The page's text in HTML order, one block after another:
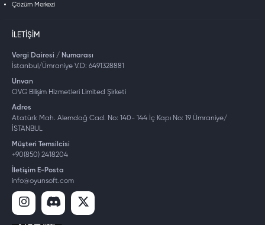
Çözüm Merkezi
İLETIŞIM
Vergi Dairesi / Numarası
İstanbul/Ümraniye V.D: 6491328881
Unvan
OVG Bilişim Hizmetleri Limited Şirketi
Adres
Atatürk Mah. Alemdağ Cad. No: 140- 144 İç Kapı No: 19 Ümraniye/
İSTANBUL
Müşteri Temsilcisi
+90(850) 2418204
İletişim E-Posta
info@oyunsoft.com